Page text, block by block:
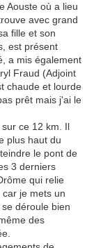
Aouste où a lieu
avec grand
fille et son
est présent
a mis également
Fraud (Adjoint
chaude et lourde
prêt mais j'ai le
ce 12 km. Il
plus haut du
le pont de
3 derniers
qui relie
je mets un
déroule bien
des